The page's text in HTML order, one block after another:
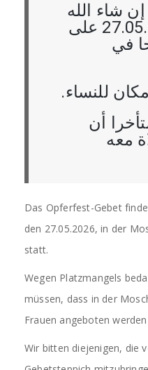
شاء الله
يوم الأربعاء 27.05.2026 على
صباحا في
للنساء.
أن
معه
Das Opferfest-Gebet
den 27.05.2026, in der
statt.
Wegen Platzmangels
müssen, dass in der
Frauen angeboten
Wir bitten diejenigen, die